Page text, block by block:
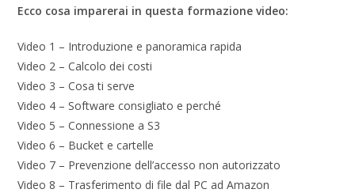
Ecco cosa imparerai in questa formazione video:
Video 1 – Introduzione e panoramica rapida
Video 2 – Calcolo dei costi
Video 3 – Cosa ti serve
Video 4 – Software consigliato e perché
Video 5 – Connessione a S3
Video 6 – Bucket e cartelle
Video 7 – Prevenzione dell’accesso non autorizzato
Video 8 – Trasferimento di file dal PC ad Amazon